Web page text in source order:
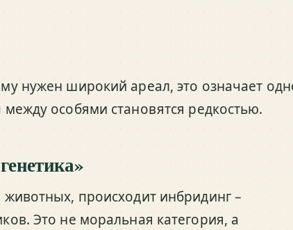
нужен широкий ареал, это означает
между особями становятся редкостью.
происходит инбридинг –
Это не моральная категория, а